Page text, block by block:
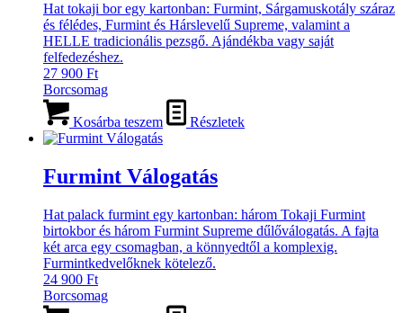
Hat tokaji bor egy kartonban: Furmint, Sárgamuskotály száraz
és félédes, Furmint és Hárslevelű Supreme, valamint a
HELLE tradicionális pezsgő. Ajándékba vagy saját
felfedezéshez.
27 900 Ft
Borcsomag
Kosárba teszem Részletek
Furmint Válogatás
Hat palack furmint egy kartonban: három Tokaji Furmint
birtokbor és három Furmint Supreme dűlőválogatás. A fajta
két arca egy csomagban, a könnyedtől a komplexig.
Furmintkedvelőknek kötelező.
24 900 Ft
Borcsomag